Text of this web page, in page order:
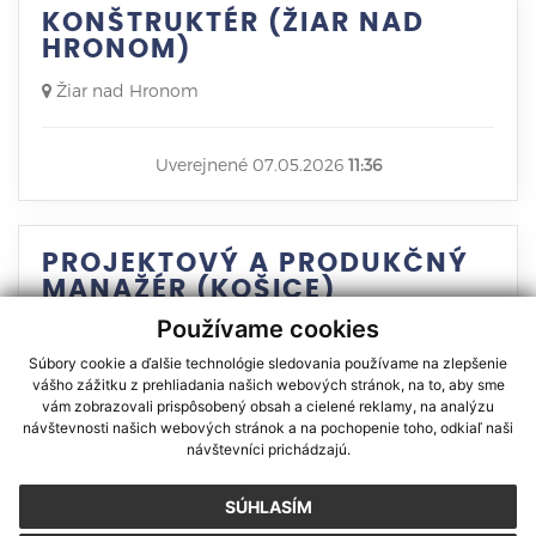
Používame cookies
Súbory cookie a ďalšie technológie sledovania používame na zlepšenie
vášho zážitku z prehliadania našich webových stránok, na to, aby sme
vám zobrazovali prispôsobený obsah a cielené reklamy, na analýzu
návštevnosti našich webových stránok a na pochopenie toho, odkiaľ naši
návštevníci prichádzajú.
SÚHLASÍM
KONŠTRUKTÉR (ŽIAR NAD
HRONOM)
Žiar nad Hronom
Uverejnené 07.05.2026 11:36
PROJEKTOVÝ A PRODUKČNÝ
MANAŽÉR (KOŠICE)
Uverejnené 04.05.202610:15
8 9 10 11 12 13